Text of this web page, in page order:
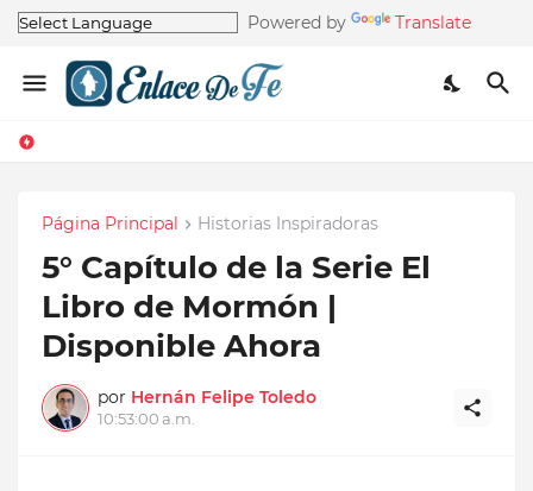
Powered by Translate
Página Principal Historias Inspiradoras
5° Capítulo de la Serie El
Libro de Mormón |
Disponible Ahora
por Hernán Felipe Toledo
10:53:00 a.m.